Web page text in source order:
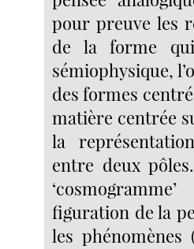
pour preuve les
de la forme
sémiophysique,
des formes
matière centrée
la
entre deux
figuration de la
les